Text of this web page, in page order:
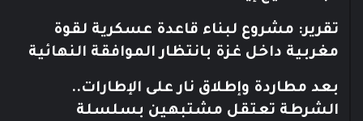
تقرير: مشروع لبناء قاعدة عسكرية لقوة
مغربية داخل غزة بانتظار الموافقة النهائية
بعد مطاردة وإطلاق نار على الإطارات..
الشرطة تعتقل مشتبهين بسلسلة